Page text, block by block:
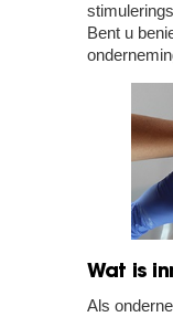
Bent u
Wat is
Als